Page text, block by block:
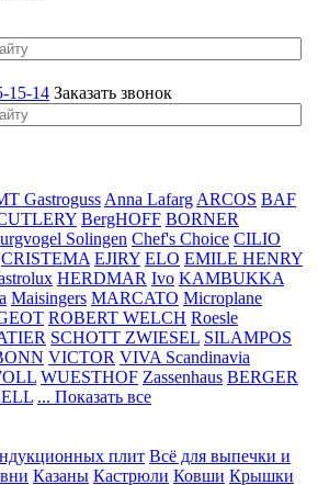
15-14 Заказать звонок
Gastroguss Anna Lafarg ARCOS BAF
BergHOFF BORNER
Solingen Chef's Choice CILIO
CRISTEMA EJIRY ELO EMILE HENRY
HERDMAR Ivo KAMBUKKA
Maisingers MARCATO Microplane
ROBERT WELCH Roesle
SCHOTT ZWIESEL SILAMPOS
VICTOR VIVA Scandinavia
WUESTHOF Zassenhaus BERGER
... Показать все
плит Всё для выпечки и
Казаны Кастрюли Ковши Крышки